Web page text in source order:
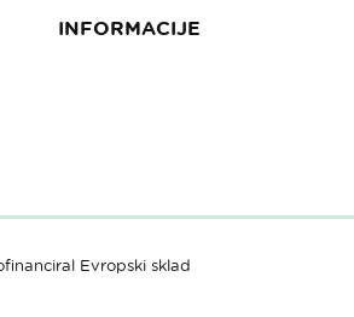
INFORMACIJE
Evropski sklad